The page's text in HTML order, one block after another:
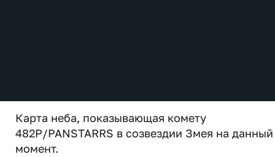
Карта неба, показывающая комету
482P/PANSTARRS в созвездии Змея на данный
момент.